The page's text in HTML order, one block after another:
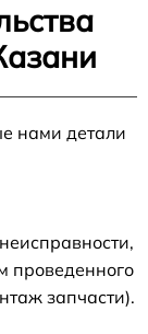
нами детали
проведенного
запчасти).